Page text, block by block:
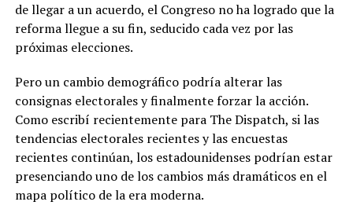
de llegar a un acuerdo, el Congreso no ha logrado que la
reforma llegue a su fin, seducido cada vez por las
próximas elecciones.
Pero un cambio demográfico podría alterar las
consignas electorales y finalmente forzar la acción.
Como escribí recientemente para The Dispatch, si las
tendencias electorales recientes y las encuestas
recientes continúan, los estadounidenses podrían estar
presenciando uno de los cambios más dramáticos en el
mapa político de la era moderna.